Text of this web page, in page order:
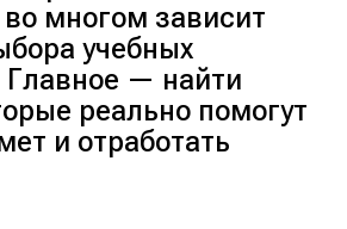
многом зависит
учебных
Главное — найти
реально помогут
и отработать